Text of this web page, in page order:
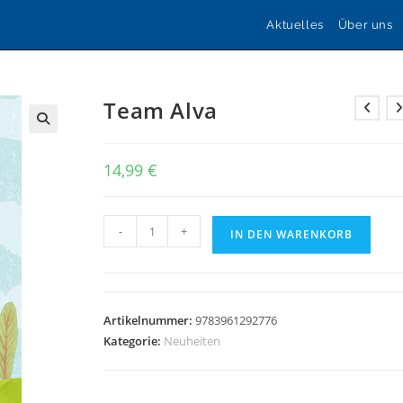
Aktuelles Über uns
Team Alva
14,99€
Alva
- + IN DEN WARENKORB
Artikelnummer:9783961292776
Kategorie: Neuheiten